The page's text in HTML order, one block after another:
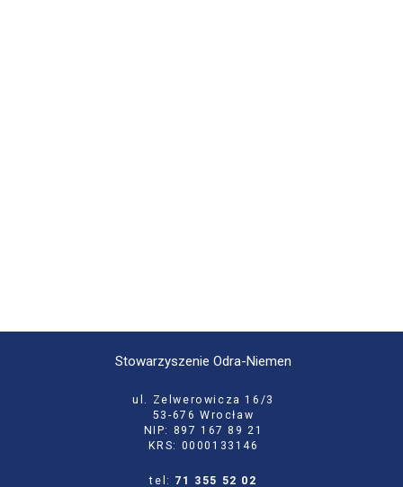
Stowarzyszenie Odra-Niemen
ul. Zelwerowicza 16/3
53-676 Wrocław
NIP: 897 167 89 21
KRS: 0000133146
tel: 71 355 52 02